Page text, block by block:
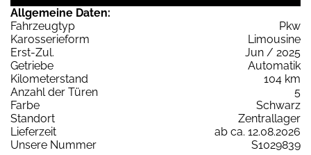
Allgemeine Daten:
Fahrzeugtyp
Pkw
Karosserieform
Limousine
Erst-Zul.
Jun / 2025
Getriebe
Automatik
Kilometerstand
104 km
Anzahl der Türen
5
Farbe
Schwarz
Standort
Zentrallager
Lieferzeit
ab ca. 12.08.2026
Unsere Nummer
S1029839